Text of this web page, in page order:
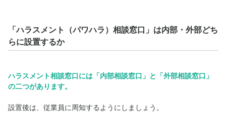
「ハラスメント（パワハラ）相談窓口」は内部・外部どち
らに設置するか
ハラスメント相談窓口には「内部相談窓口」と「外部相談窓口」
の二つがあります。
設置後は、従業員に周知するようにしましょう。